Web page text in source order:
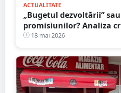
ACTUALITATE
„Bugetul dezvoltării”
promisiunilor? Analiza
CJ Satu Mare pentru 2026
18 mai 2026